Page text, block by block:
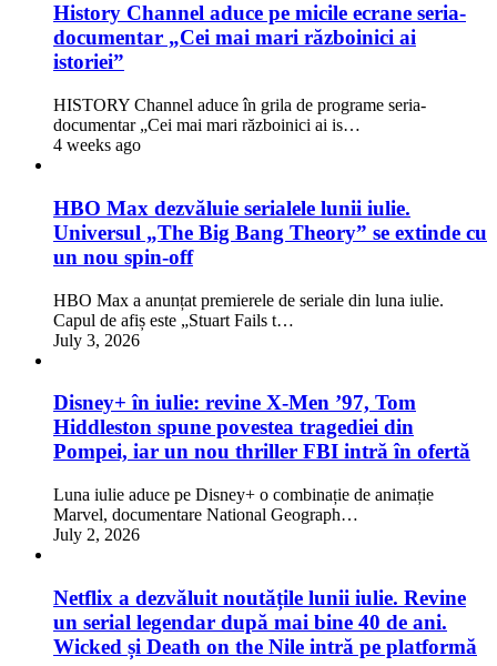
History Channel aduce pe micile ecrane seria-
documentar „Cei mai mari războinici ai
istoriei”
HISTORY Channel aduce în grila de programe seria-
documentar „Cei mai mari războinici ai is…
4 weeks ago
HBO Max dezvăluie serialele lunii iulie.
Universul „The Big Bang Theory” se extinde cu
un nou spin-off
HBO Max a anunțat premierele de seriale din luna iulie.
Capul de afiș este „Stuart Fails t…
July 3, 2026
Disney+ în iulie: revine X-Men ’97, Tom
Hiddleston spune povestea tragediei din
Pompei, iar un nou thriller FBI intră în ofertă
Luna iulie aduce pe Disney+ o combinație de animație
Marvel, documentare National Geograph…
July 2, 2026
Netflix a dezvăluit noutățile lunii iulie. Revine
un serial legendar după mai bine 40 de ani.
Wicked și Death on the Nile intră pe platformă